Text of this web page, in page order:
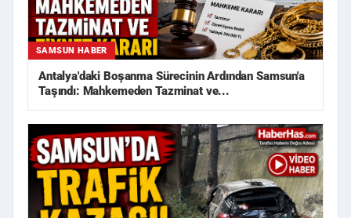
SAMSUN HABER
Antalya'daki Boşanma Sürecinin Ardından Samsun'a
Taşındı: Mahkemeden Tazminat ve...